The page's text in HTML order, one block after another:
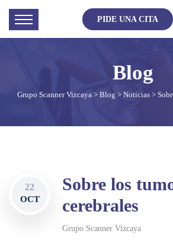
PIDE UNA CITA
Grupo Scanner Vizcaya > Blog > Noticias >
22
OCT
Sobre los
cerebrales
Grupo Scanner Vizcaya